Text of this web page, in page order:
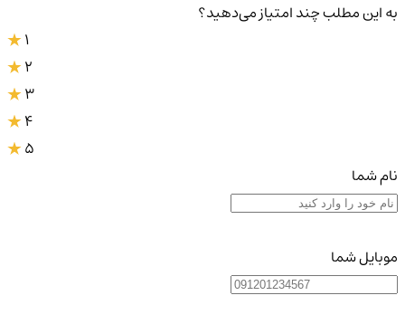
به این مطلب چند امتیاز می‌دهید؟
3
4
5
نام شما
موبایل شما